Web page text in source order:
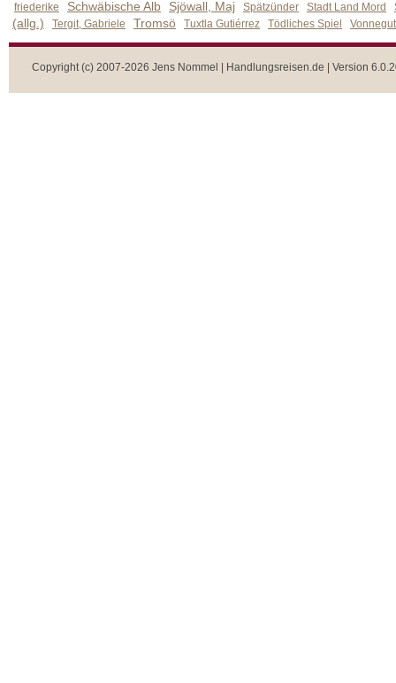
friederike Schwäbische Alb Sjöwall, Maj Spätzünder Stadt Land Mord
(allg.) Tergit, Gabriele Tromsö Tuxtla Gutiérrez Tödliches Spiel
Copyright (c) 2007-2026 Jens Nommel | Handlungsreisen.de | Version